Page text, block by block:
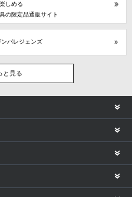
しめる
の限定品通販サイト
バレジェンズ
と見る